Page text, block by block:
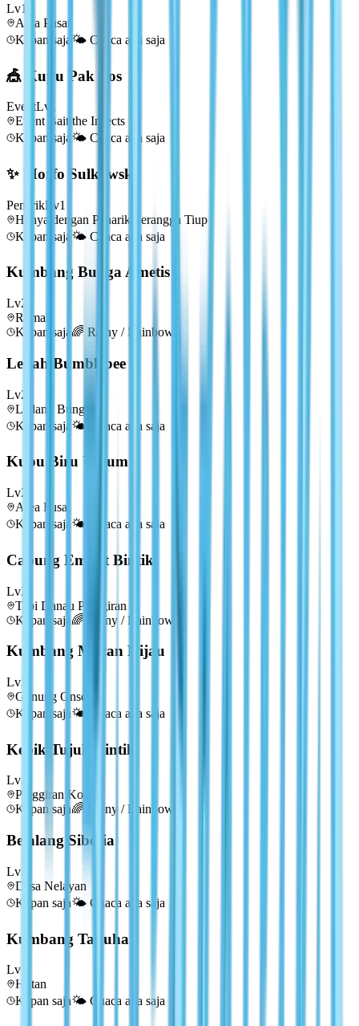
Lv1
Area Pusat
Kapan saja 🌤️ Cuaca apa saja
🎪 Kupu Pak Pos
EventLv
Event Bait the Insects
Kapan saja 🌤️ Cuaca apa saja
✨ Morfo Sulkowsky
PenarikLv1
Hanya dengan Penarik Serangga Tiup
Kapan saja 🌤️ Cuaca apa saja
Kumbang Bunga Ametis
Lv2
Rumah
Kapan saja 🌈 Rainy / Rainbow
Lebah Bumblebee
Lv2
Ladang Bunga
Kapan saja 🌤️ Cuaca apa saja
Kupu Biru Umum
Lv2
Area Pusat
Kapan saja 🌤️ Cuaca apa saja
Capung Empat Bintik
Lv2
Tepi Danau Pinggiran
Kapan saja 🌈 Rainy / Rainbow
Kumbang Macan Hijau
Lv2
Gunung Onsen
Kapan saja🌤️ Cuaca apa saja
Kepik Tujuh Bintik
Lv
Pinggiran Kota
Kapan saja🌈 Rainy / Rainbow
Belalang Siberia
Lv
Desa Nelayan
Kapan saja🌤️ Cuaca apa saja
Kumbang Tabuhan
Lv
Hutan
Kapan saja🌤️ Cuaca apa saja